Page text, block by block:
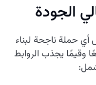
حملة ناجحة لبناء
وقيمًا يجذب الروابط